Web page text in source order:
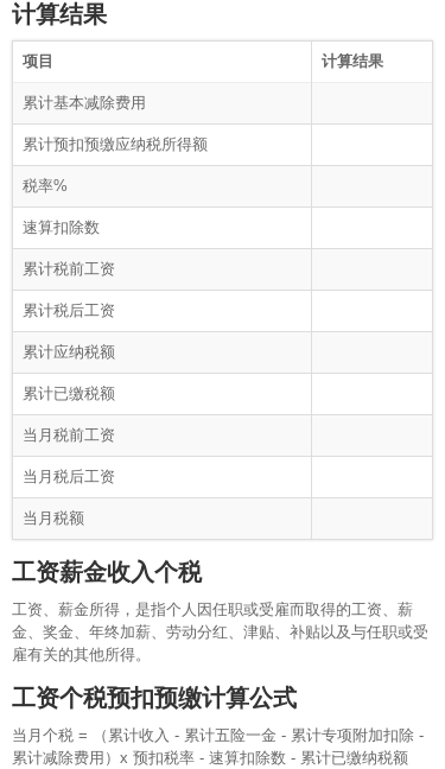
计算结果
项目 计算结果
累计基本减除费用
累计预扣预缴应纳税所得额
税率%
速算扣除数
累计税前工资
累计税后工资
累计应纳税额
累计已缴税额
当月税前工资
当月税后工资
当月税额
工资薪金收入个税
工资、薪金所得，是指个人因任职或受雇而取得的工资、薪
金、奖金、年终加薪、劳动分红、津贴、补贴以及与任职或受
雇有关的其他所得。
工资个税预扣预缴计算公式
当月个税 = （累计收入 - 累计五险一金 - 累计专项附加扣除 -
累计减除费用）x 预扣税率 - 速算扣除数 - 累计已缴纳税额